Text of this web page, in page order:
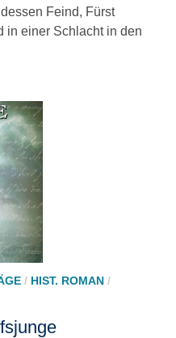
Feind, Fürst
in einer Schlacht in den
/ HIST. ROMAN/